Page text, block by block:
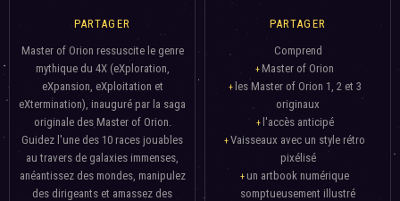
PARTAGER
Master of Orion ressuscite le genre
mythique du 4X (eXploration,
eXpansion, eXploitation et
eXtermination), inauguré par la saga
originale des Master of Orion.
Guidez l'une des 10 races jouables
au travers de galaxies immenses,
anéantissez des mondes, manipulez
des dirigeants et amassez des
PARTAGER
Comprend
Master of Orion
les Master of Orion 1, 2 et 3
originaux
l'accès anticipé
Vaisseaux avec un style rétro
pixélisé
un artbook numérique
somptueusement illustré